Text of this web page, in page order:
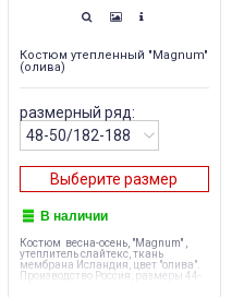
Костюм утепленный "Magnum"
(олива)
размерный ряд:
Выберите размер
В наличии
Костюм весна-осень, "Magnum" ,
утеплитель слайтекс, ткань
мембрана Исландия, цвет "олива".
Производство Россия, размеры 44-